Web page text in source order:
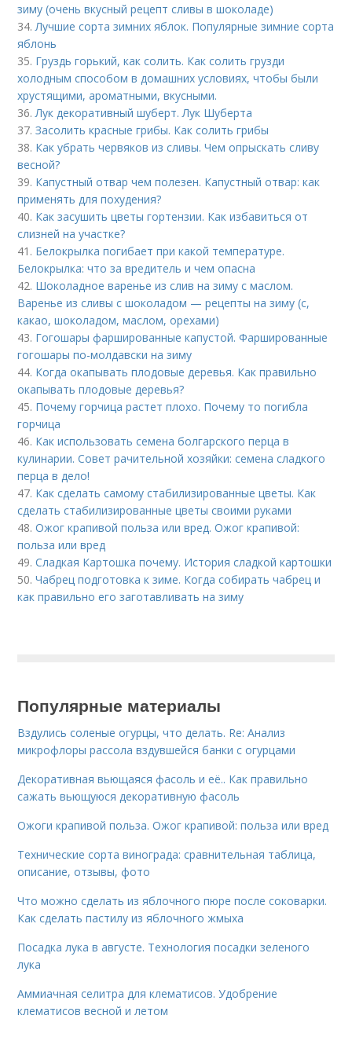
зиму (очень вкусный рецепт сливы в шоколаде)
34.Лучшие сорта зимних яблок. Популярные зимние сорта
яблонь
35. Груздь горький, как солить. Как солить грузди
холодным способом в домашних условиях, чтобы были
хрустящими, ароматными, вкусными.
36.Лук декоративный шуберт. Лук Шуберта
37.Засолить красные грибы. Как солить грибы
38. Как убрать червяков из сливы. Чем опрыскать сливу
весной?
39. Капустный отвар чем полезен. Капустный отвар: как
применять для похудения?
40. Как засушить цветы гортензии. Как избавиться от
слизней на участке?
41. Белокрылка погибает при какой температуре.
Белокрылка: что за вредитель и чем опасна
42. Шоколадное варенье из слив на зиму с маслом.
Варенье из сливы с шоколадом — рецепты на зиму (с,
какао, шоколадом, маслом, орехами)
43. Гогошары фаршированные капустой. Фаршированные
гогошары по-молдавски на зиму
44. Когда окапывать плодовые деревья. Как правильно
окапывать плодовые деревья?
45. Почему горчица растет плохо. Почему то погибла
горчица
46. Как использовать семена болгарского перца в
кулинарии. Совет рачительной хозяйки: семена сладкого
перца в дело!
47. Как сделать самому стабилизированные цветы. Как
сделать стабилизированные цветы своими руками
48.Ожог крапивой польза или вред. Ожог крапивой:
польза или вред
49.Сладкая Картошка почему. История сладкой картошки
50.Чабрец подготовка к зиме. Когда собирать чабрец и
как правильно его заготавливать на зиму
Популярные материалы
Вздулись соленые огурцы, что делать. Re: Анализ
микрофлоры рассола вздувшейся банки с огурцами
Декоративная вьющаяся фасоль и её.. Как правильно
сажать вьющуюся декоративную фасоль
Ожоги крапивой польза. Ожог крапивой: польза или вред
Технические сорта винограда: сравнительная таблица,
описание, отзывы, фото
Что можно сделать из яблочного пюре после соковарки.
Как сделать пастилу из яблочного жмыха
Посадка лука в августе. Технология посадки зеленого
лука
Аммиачная селитра для клематисов. Удобрение
клематисов весной и летом